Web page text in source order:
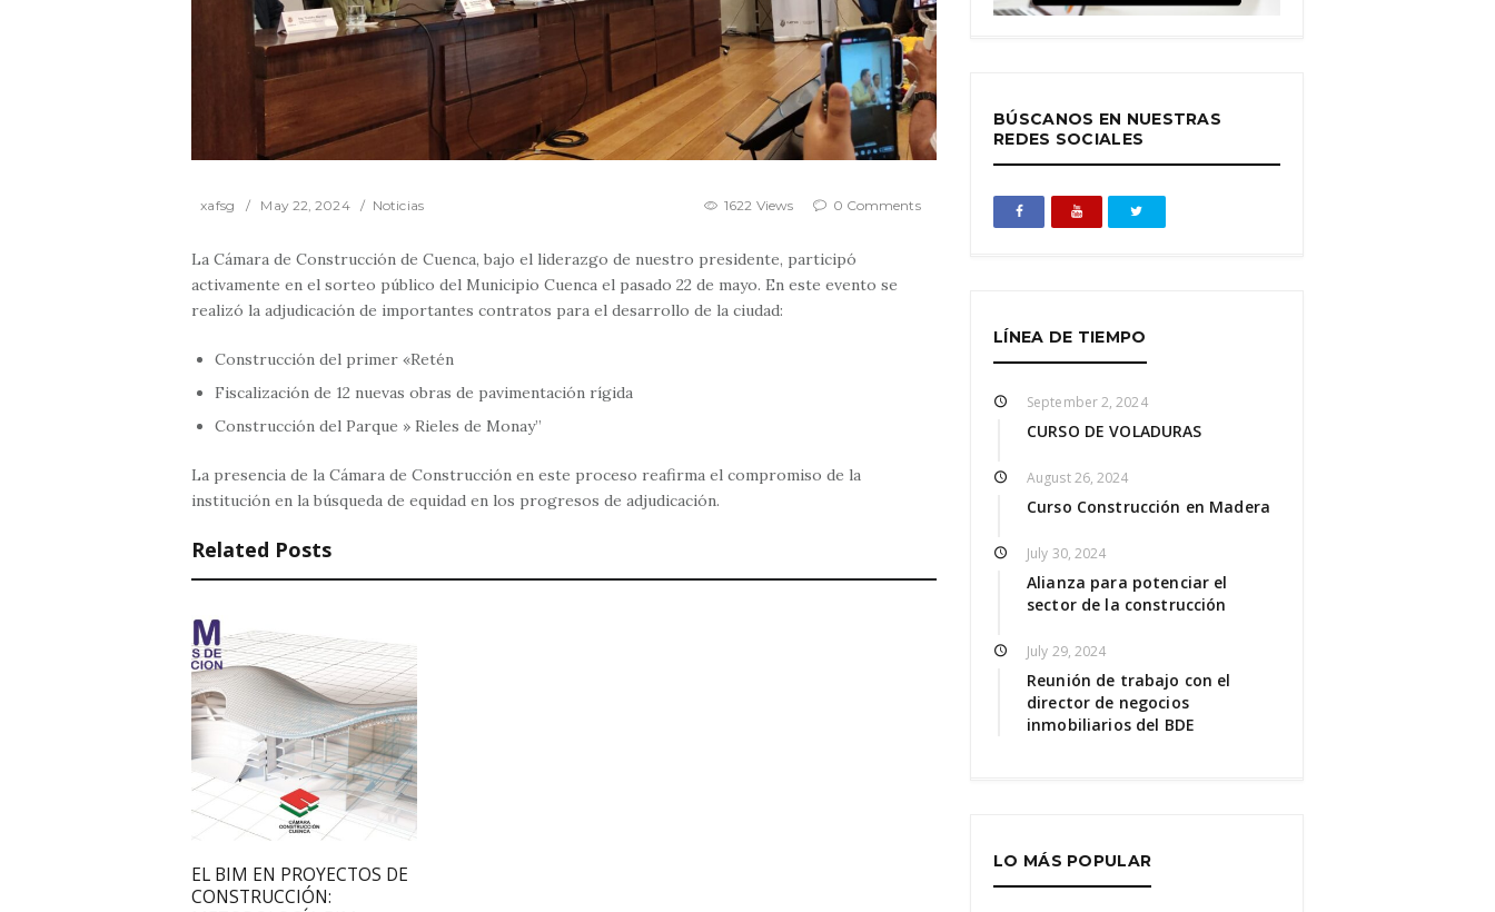
xafsg May 22, 2024 Noticias 1622 Views 0 Comments
La Cámara de Construcción de Cuenca, bajo el liderazgo de nuestro presidente, participó
activamente en el sorteo público del Municipio Cuenca el pasado 22 de mayo. En este evento se
realizó la adjudicación de importantes contratos para el desarrollo de la ciudad:
Construcción del primer «Retén
Fiscalización de 12 nuevas obras de pavimentación rígida
Construcción del Parque » Rieles de Monay”
La presencia de la Cámara de Construcción en este proceso reafirma el compromiso de la
institución en la búsqueda de equidad en los progresos de adjudicación.
Related Posts
EL BIM EN PROYECTOS DE
CONSTRUCCIÓN:
BÚSCANOS EN NUESTRAS
REDES SOCIALES
LÍNEA DE TIEMPO
September 2, 2024
CURSO DE VOLADURAS
August 26, 2024
Curso Construcción en Madera
July 30, 2024
Alianza para potenciar el
sector de la construcción
July 29, 2024
Reunión de trabajo con el
director de negocios
inmobiliarios del BDE
LO MÁS POPULAR